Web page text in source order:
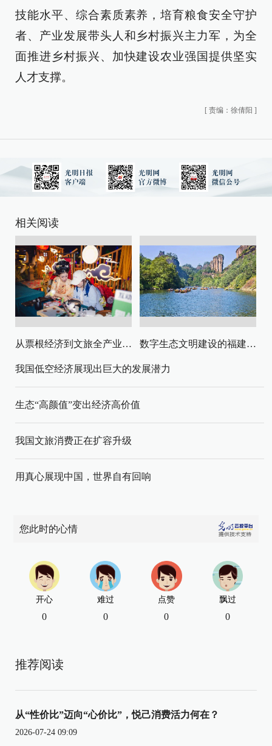
技能水平、综合素质素养，培育粮食安全守护
者、产业发展带头人和乡村振兴主力军，为全
面推进乡村振兴、加快建设农业强国提供坚实
人才支撑。
[ 责编：徐倩阳 ]
相关阅读
从票根经济到文旅全产业链升级 数字生态文明建设的福建路径与启示
我国低空经济展现出巨大的发展潜力
生态“高颜值”变出经济高价值
我国文旅消费正在扩容升级
用真心展现中国，世界自有回响
您此时的心情
开心
0
难过
0
点赞
0
飘过
0
推荐阅读
从“性价比”迈向“心价比”，悦己消费活力何在？
2026-07-24 09:09